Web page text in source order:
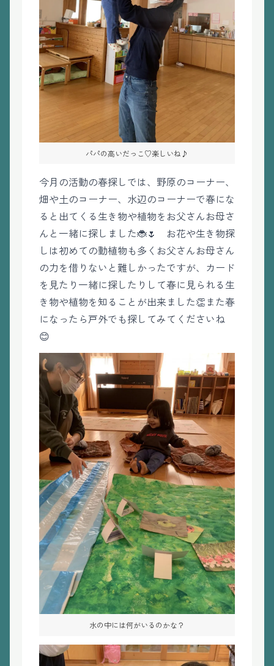
パパの高いだっこ♡楽しいね♪
今月の活動の春探しでは、野原のコーナー、
畑や土のコーナー、水辺のコーナーで春にな
ると出てくる生き物や植物をお父さんお母さ
んと一緒に探しました🐞🌷 お花や生き物探
しは初めての動植物も多くお父さんお母さん
の力を借りないと難しかったですが、カード
を見たり一緒に探したりして春に見られる生
き物や植物を知ることが出来ました👏また春
になったら戸外でも探してみてくださいね
😊
水の中には何がいるのかな？